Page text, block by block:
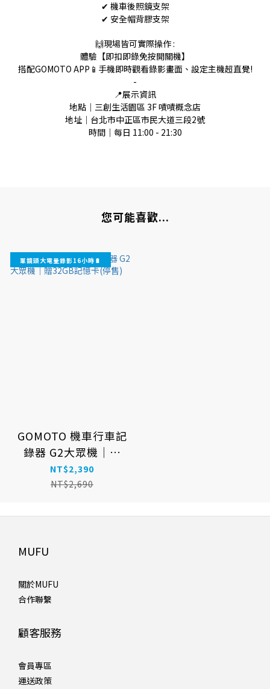
✔ 機車後照鏡支架
✔ 安全帽背膠支架
🙌現場皆可實際操作 :
體驗【即扣即錄免按開關機】
搭配GOMOTO APP📱手機即時觀看錄影畫面、設定主機超直覺!
-
📍展示資訊
地點｜三創生活園區 3F 嘖嘖概念店
地址｜台北市中正區市民大道三段2號
時間｜每日 11:00 - 21:30
您可能喜歡...
單鏡頭大電量錄影16小時🔋
GOMOTO 機車行車記
錄器 G2大眾機｜贈
32GB記憶卡(停售)
NT$2,390
NT$2,690
MUFU
關於MUFU
合作聯繫
顧客服務
會員專區
運送政策